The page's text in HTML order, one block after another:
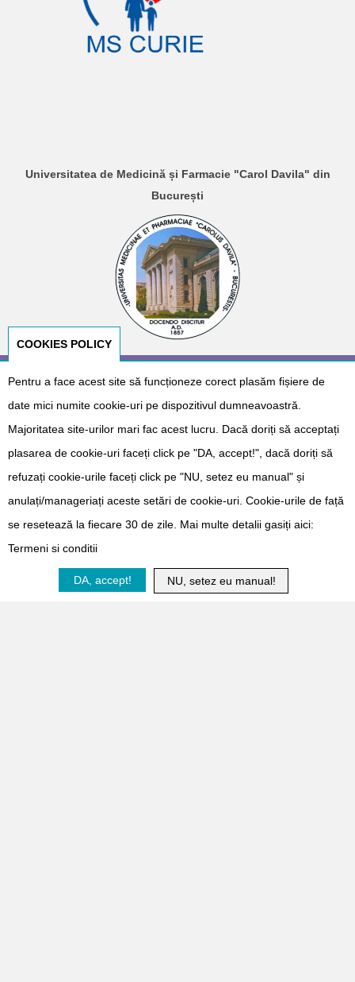
Universitatea de Medicină și Farmacie "Carol Davila" din
București
© Copyright 2026 E-NeoNat. Designed byDr. Cătălin Gabriel
COOKIES POLICY
Pentru a face acest site să funcționeze corect plasăm fișiere de
date mici numite cookie-uri pe dispozitivul dumneavoastră.
Majoritatea site-urilor mari fac acest lucru. Dacă doriți să acceptați
plasarea de cookie-uri faceți click pe "DA, accept!", dacă doriți să
refuzați cookie-urile faceți click pe "NU, setez eu manual" și
anulați/manageriați aceste setări de cookie-uri. Cookie-urile de față
se resetează la fiecare 30 de zile. Mai multe detalii gasiți aici:
Termeni si conditii
DA, accept! NU, setez eu manual!